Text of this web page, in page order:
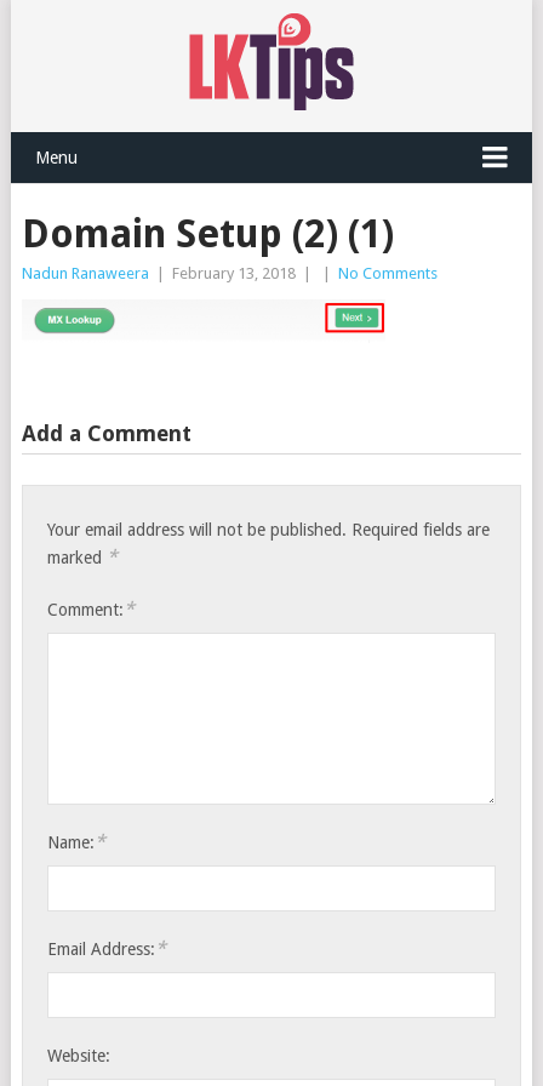
Menu
Domain Setup (2) (1)
Nadun Ranaweera February 13, 2018 No Comments
Add a Comment
Your email address will not be published. Required fields are
marked *
Comment: *
Name: *
Email Address: *
Website: